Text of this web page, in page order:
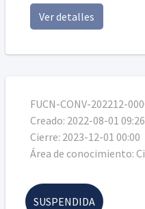
Ver detalles
FUCN-CONV-202212-
Creado: 2022-08-01 09:26
Cierre: 2023-12-01 00:00
Área de conocimiento:
SUSPENDIDA